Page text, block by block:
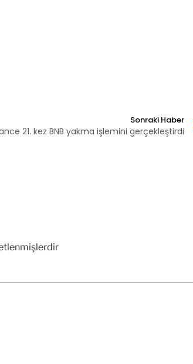
Sonraki Haber
21. kez BNB yakma işlemini gerçekleştirdi